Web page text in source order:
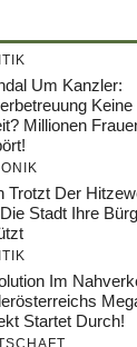
Um Kanzler:
Keine
Millionen
Trotzt Der
Stadt Ihre
Im
Startet Durch!